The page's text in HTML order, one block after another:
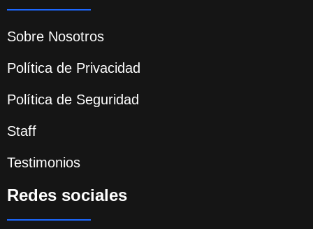
Sobre Nosotros
Política de Privacidad
Política de Seguridad
Staff
Testimonios
Redes sociales